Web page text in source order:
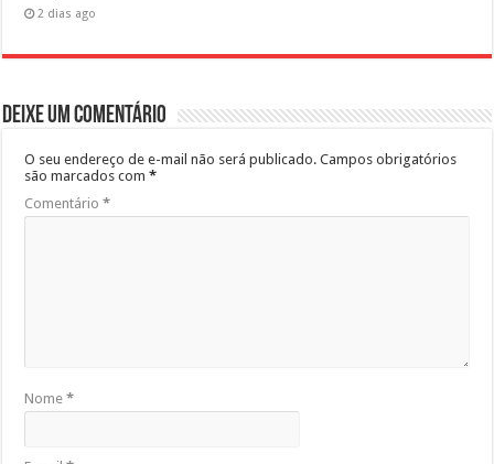
2 dias ago
Deixe um comentário
O seu endereço de e-mail não será publicado. Campos obrigatórios
são marcados com*
Comentário*
Nome*